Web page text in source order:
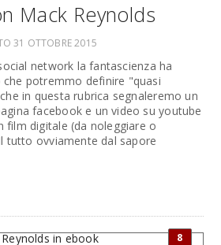
Mack Reynolds
31 OTTOBRE 2015
network la fantascienza ha
potremmo definire "quasi
in questa rubrica segnaleremo un
facebook e un video su youtube
film digitale (da noleggiare o
tutto ovviamente dal sapore
8